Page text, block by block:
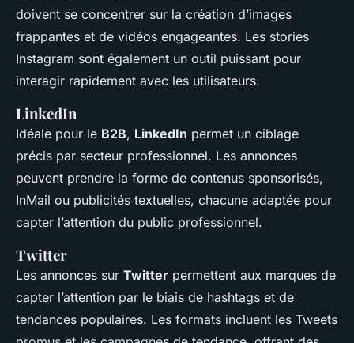
doivent se concentrer sur la création d’images
frappantes et de vidéos engageantes. Les stories
Instagram sont également un outil puissant pour
interagir rapidement avec les utilisateurs.
LinkedIn
Idéale pour le B2B, LinkedIn permet un ciblage
précis par secteur professionnel. Les annonces
peuvent prendre la forme de contenus sponsorisés,
InMail ou publicités textuelles, chacune adaptée pour
capter l’attention du public professionnel.
Twitter
Les annonces sur Twitter permettent aux marques de
capter l’attention par le biais de hashtags et de
tendances populaires. Les formats incluent les Tweets